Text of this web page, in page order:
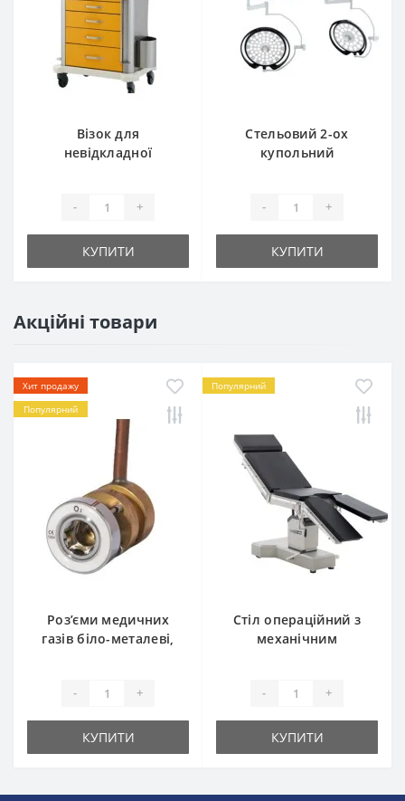
Візок для
невідкладної
- +
КУПИТИ
Стельовий 2-ох
купольний
- +
КУПИТИ
Акційні товари
Хит продажу
Популярний
Роз’єми медичних
газів біло-металеві,
- +
КУПИТИ
Популярний
Стіл операційний з
механічним
- +
КУПИТИ